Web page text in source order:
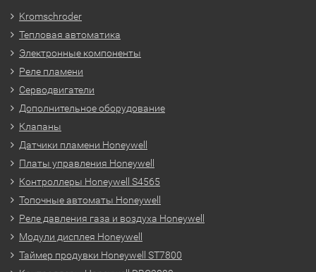
Kromschroder
Тепловая автоматика
Электронные компоненты
Реле пламени
Серводвигатели
Дополнительное оборудование
Клапаны
Датчики пламени Honeywell
Платы управления Honeywell
Контроллеры Honeywell S4565
Топочные автоматы Honeywell
Реле давления газа и воздуха Honeywell
Модули дисплея Honeywell
Таймер продувки Honeywell ST7800